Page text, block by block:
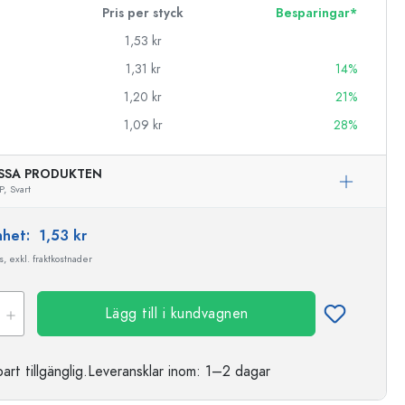
Pris per styck
Besparingar*
1,53 kr
1,31 kr
14%
1,20 kr
21%
1,09 kr 28%
PRODUKTEN
Svart
1,53 kr
exkl. fraktkostnader
Lägg till i kundvagnen
tillgänglig.Leveransklar inom: 1–2 dagar